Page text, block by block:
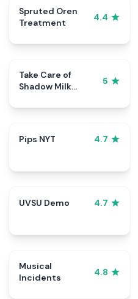
Spruted Oren
Treatment
4.4
Take Care of
Shadow Milk
5
Pips NYT 4.7
UVSU Demo 4.7
Musical
Incidents
4.8